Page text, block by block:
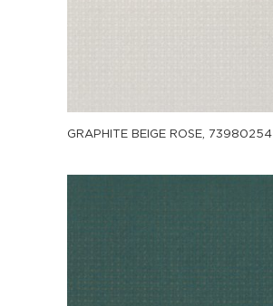
GRAPHITE BEIGE ROSE, 73980254